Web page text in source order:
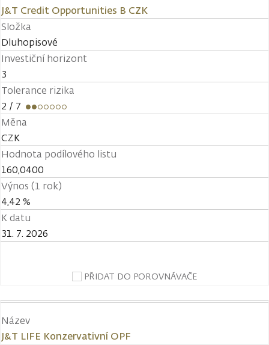
J&T Credit Opportunities B CZK
Složka
Dluhopisové
Investiční horizont
3
Tolerance rizika
2 / 7
Měna
CZK
Hodnota podílového listu
160,0400
Výnos (1 rok)
4,42 %
K datu
31. 7. 2026
PŘIDAT DO POROVNÁVAČE
Název
J&T LIFE Konzervativní OPF